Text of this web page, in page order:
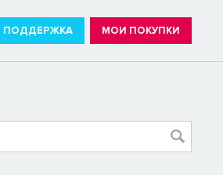
ПОДДЕРЖКА МОИ ПОКУПКИ